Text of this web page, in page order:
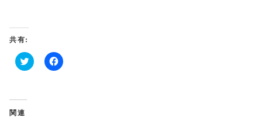
共有:
ク
し
て
T
F
関連